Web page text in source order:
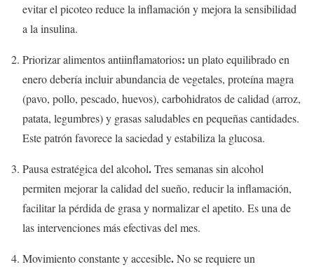
evitar el picoteo reduce la inflamación y mejora la sensibilidad
a la insulina.
Priorizar alimentos antiinflamatorios: un plato equilibrado en
enero debería incluir abundancia de vegetales, proteína magra
(pavo, pollo, pescado, huevos), carbohidratos de calidad (arroz,
patata, legumbres) y grasas saludables en pequeñas cantidades.
Este patrón favorece la saciedad y estabiliza la glucosa.
Pausa estratégica del alcohol.Tres semanas sin alcohol
permiten mejorar la calidad del sueño, reducir la inflamación,
facilitar la pérdida de grasa y normalizar el apetito. Es una de
las intervenciones más efectivas del mes.
Movimiento constante y accesible.No se requiere un